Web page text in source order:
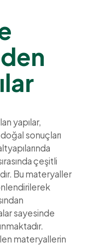
yapılar,
sonuçları
çeşitli
Bu materyaller
sayesinde
materyallerin